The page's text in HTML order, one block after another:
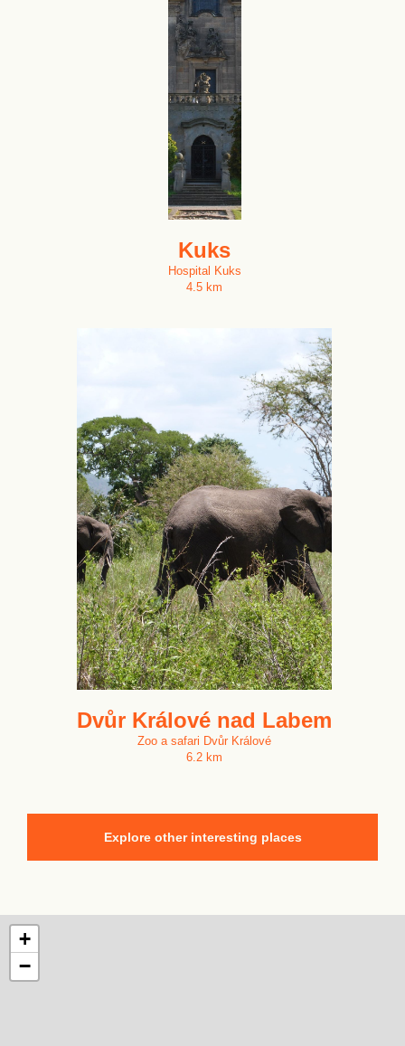
Kuks
Hospital Kuks
4.5 km
Dvůr Králové nad Labem
Zoo a safari Dvůr Králové
6.2 km
Explore other interesting places
+
−